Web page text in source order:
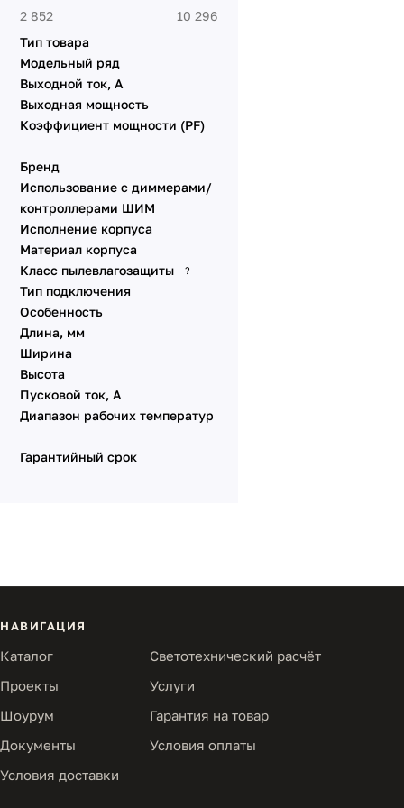
Комплектующие для
монтажа
моторами
Электрокарнизы с
Тип товара
Модельный ряд
Выходной ток, А
Выходная мощность
Коэффициент мощности (PF)
Бренд
Использование с диммерами/
контроллерами ШИМ
Исполнение корпуса
Материал корпуса
Класс пылевлагозащиты
?
Тип подключения
Особенность
Длина, мм
Ширина
Высота
Пусковой ток, А
Диапазон рабочих температур
Гарантийный срок
НАВИГАЦИЯ
Каталог
Светотехнический расчёт
Проекты
Услуги
Шоурум
Гарантия на товар
Документы
Условия оплаты
Условия доставки